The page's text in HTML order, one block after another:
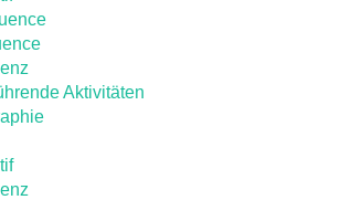
Aktivitäten